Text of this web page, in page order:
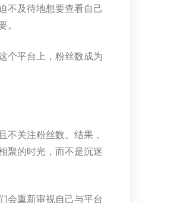
不及待地想要查看自己
。
个平台上，粉丝数成为
不关注粉丝数。结果，
聚的时光，而不是沉迷
会重新审视自己与平台